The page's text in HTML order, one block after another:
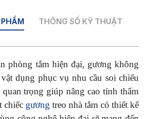
THÔNG SỐ KỸ THUẬT
phòng tắm hiện đại, gương không
dụng phục vụ nhu cầu soi chiếu
trọng giúp nâng cao tính thẩm
chiếc gương treo nhà tắm có thiết kế